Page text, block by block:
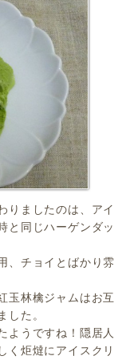
りましたのは、アイ
と同じハーゲンダッ
、チョイとばかり雰
玉林檎ジャムはお互
した。
ようですね！隠居人
く炬燵にアイスクリ